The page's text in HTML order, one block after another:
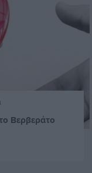
Βερβεράτο